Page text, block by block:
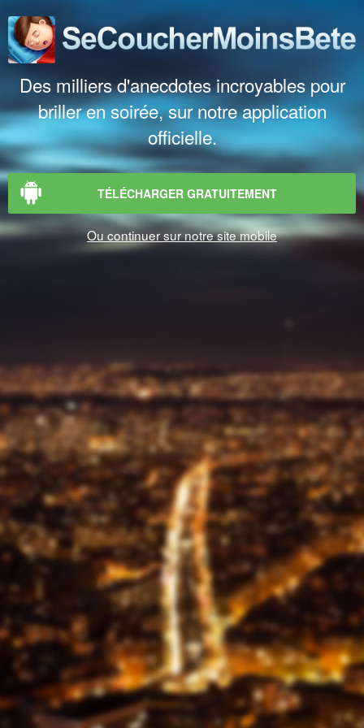
Des milliers d'anecdotes incroyables pour
briller en soirée, sur notre application
officielle.
TÉLÉCHARGER GRATUITEMENT
Ou continuer sur notre site mobile